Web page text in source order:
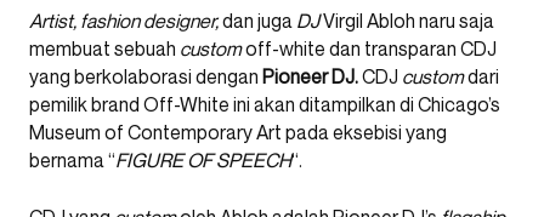
Artist, fashion designer,dan juga DJVirgil Abloh naru saja
membuat sebuah customoff-white dan transparan CDJ
yang berkolaborasi dengan Pioneer DJ.CDJ customdari
pemilik brand Off-White ini akan ditampilkan di Chicago’s
Museum of Contemporary Art pada eksebisi yang
bernama “FIGURE OF SPEECH“.